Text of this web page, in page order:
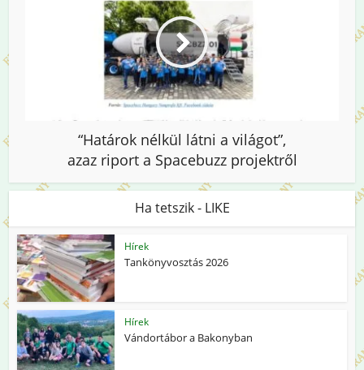
“Határok nélkül látni a világot”,
azaz riport a Spacebuzz projektről
Ha tetszik - LIKE
Hírek
Tankönyvosztás 2026
Hírek
Vándortábor a Bakonyban